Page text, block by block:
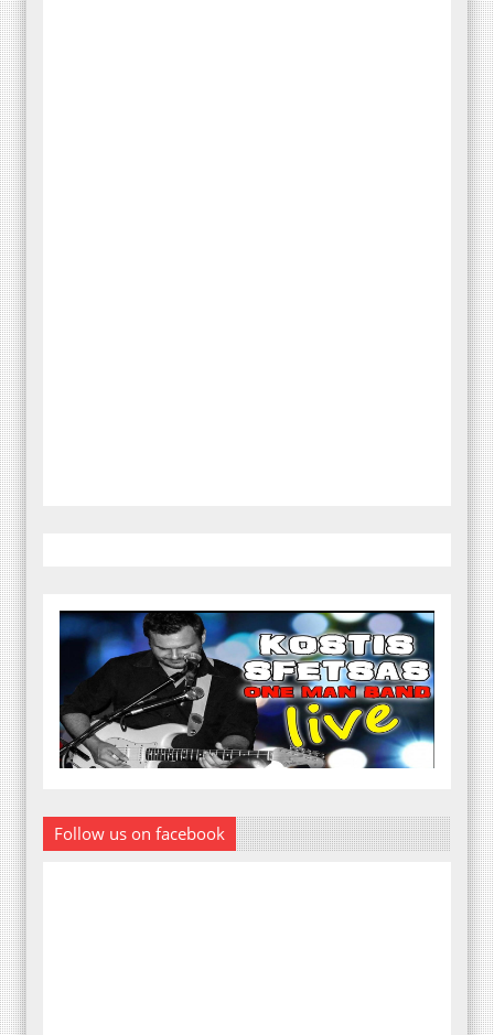
Follow us on facebook